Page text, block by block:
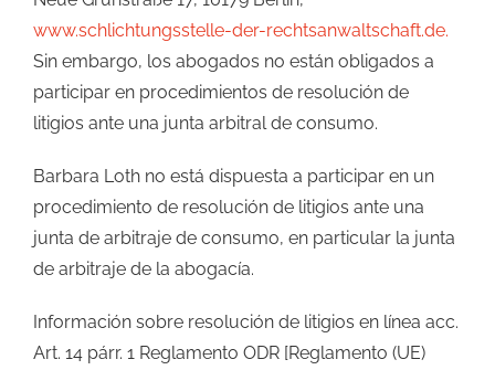
www.schlichtungsstelle-der-rechtsanwaltschaft.de.
Sin embargo, los abogados no están obligados a
participar en procedimientos de resolución de
litigios ante una junta arbitral de consumo.
Barbara Loth no está dispuesta a participar en un
procedimiento de resolución de litigios ante una
junta de arbitraje de consumo, en particular la junta
de arbitraje de la abogacía.
Información sobre resolución de litigios en línea acc.
Art. 14 párr. 1 Reglamento ODR [Reglamento (UE)